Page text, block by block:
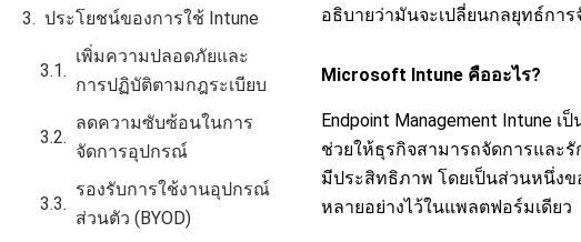
ประโยชน์ของการใช้ Intune
เพิ่มความปลอดภัยและ
การปฏิบัติตามกฎระเบียบ
ลดความซับซ้อนในการ
จัดการอุปกรณ์
รองรับการใช้งานอุปกรณ์
ส่วนตัว (BYOD)
อธิบายว่ามันจะเปลี่ยนกลยุทธ์กา
Microsoft Intune คืออะไร?
Endpoint Management Intune
ช่วยให้ธุรกิจสามารถจัดการและ
มีประสิทธิภาพ โดยเป็นส่วนหนึ่งข
หลายอย่างไว้ในแพลตฟอร์มเดียว